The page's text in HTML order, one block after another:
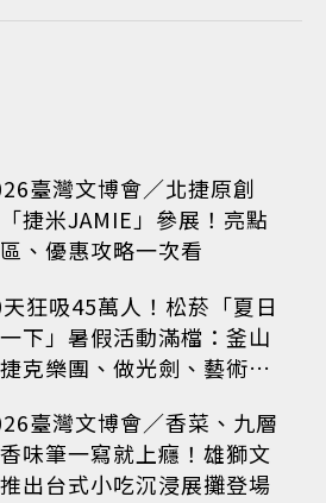
臺灣文博會／北捷原創
捷米JAMIE」參展！亮點
、優惠攻略一次看
狂吸45萬人！松菸「夏日
下」暑假活動滿檔：釜山
克樂團、做光劍、藝術窗
臺灣文博會／香菜、九層
味筆一寫就上癮！雄獅文
出台式小吃沉浸展攤登場